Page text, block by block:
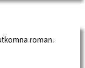
roman.